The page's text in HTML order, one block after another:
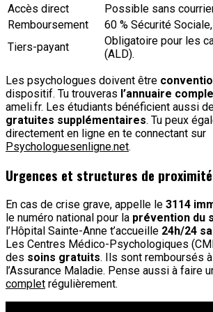
Accès direct
Possible sans
Remboursement
60 % Sécurité
Tiers-payant
Obligatoire pour les
(ALD).
Les psychologues doivent être
dispositif. Tu trouveras l’annuaire
ameli.fr. Les étudiants bénéficient aussi
gratuites supplémentaires. Tu peux
directement en ligne en te connectant sur
Psychologuesenligne.net.
Urgences et structures de proximité
En cas de crise grave, appelle le 3114
le numéro national pour la prévention du
l’Hôpital Sainte-Anne t’accueille 24h/24
Les Centres Médico-Psychologiques
des soins gratuits. Ils sont remboursés
l’Assurance Maladie. Pense aussi à faire
complet régulièrement.